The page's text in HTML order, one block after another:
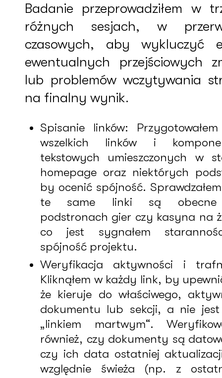
Badanie przeprowadziłem w
różnych sesjach, w
czasowych, aby wykluczyć
ewentualnych przejściowych
lub problemów wczytywania
na finalny wynik.
Spisanie linków:
wszelkich linków i
tekstowych umieszczonych w
homepage oraz niektórych
by ocenić spójność.
te same linki są
podstronach gier czy kasyna na
co jest sygnałem
spójność projektu.
Weryfikacja aktywności i
Kliknąłem w każdy link, by
że kieruje do właściwego,
dokumentu lub sekcji, a nie
„linkiem martwym“.
również, czy dokumenty są
czy ich data ostatniej
względnie świeża (np. z